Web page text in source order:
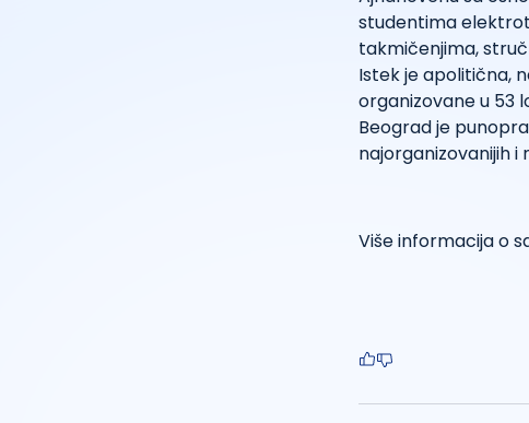
studentima
takmičenjima,
Istek je apolitična,
organizovane u 53
Beograd je
najorganizovanijih i
Više informacija o